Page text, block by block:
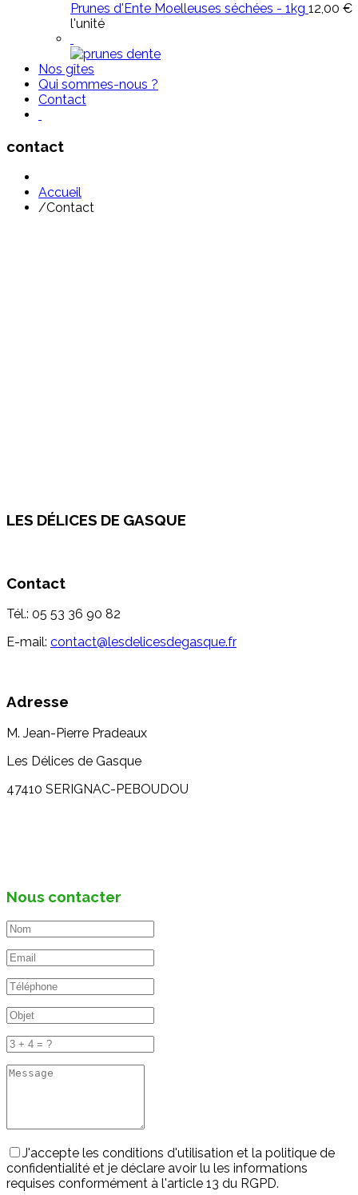
Prunes d'Ente Moelleuses séchées - 1kg 12,00 €
l'unité
Nos gîtes
Qui sommes-nous ?
Contact
contact
Accueil
/Contact
LES DÉLICES DE GASQUE
Contact
Tél.: 05 53 36 90 82
E-mail: contact@lesdelicesdegasque.fr
Adresse
M. Jean-Pierre Pradeaux
Les Délices de Gasque
47410 SERIGNAC-PEBOUDOU
Nous contacter
J'accepte les conditions d'utilisation et la politique de
confidentialité et je déclare avoir lu les informations
requises conformément à l'article 13 du RGPD.